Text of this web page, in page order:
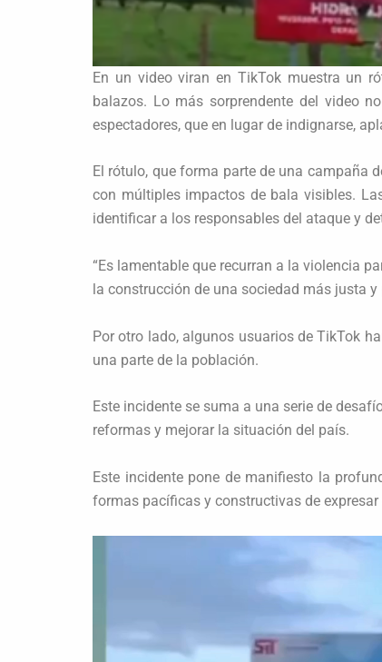
En un video viran en TikTok muestra un
balazos. Lo más sorprendente del video
espectadores, que en lugar de indignarse,
El rótulo, que forma parte de una campaña
con múltiples impactos de bala visibles.
identificar a los responsables del ataque y
“Es lamentable que recurran a la violencia
la construcción de una sociedad más justa
Por otro lado, algunos usuarios de TikTok
una parte de la población.
Este incidente se suma a una serie de
reformas y mejorar la situación del país.
Este incidente pone de manifiesto la
formas pacíficas y constructivas de